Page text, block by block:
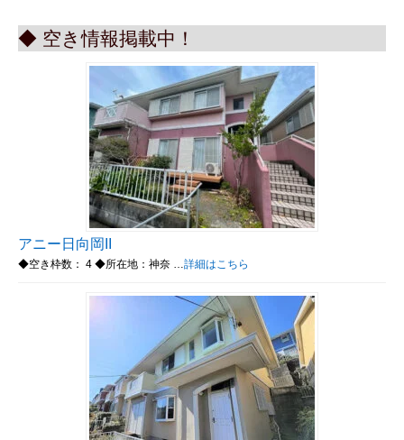
◆ 空き情報掲載中！
アニー日向岡II
◆空き枠数： 4 ◆所在地：神奈 … 詳細はこちら